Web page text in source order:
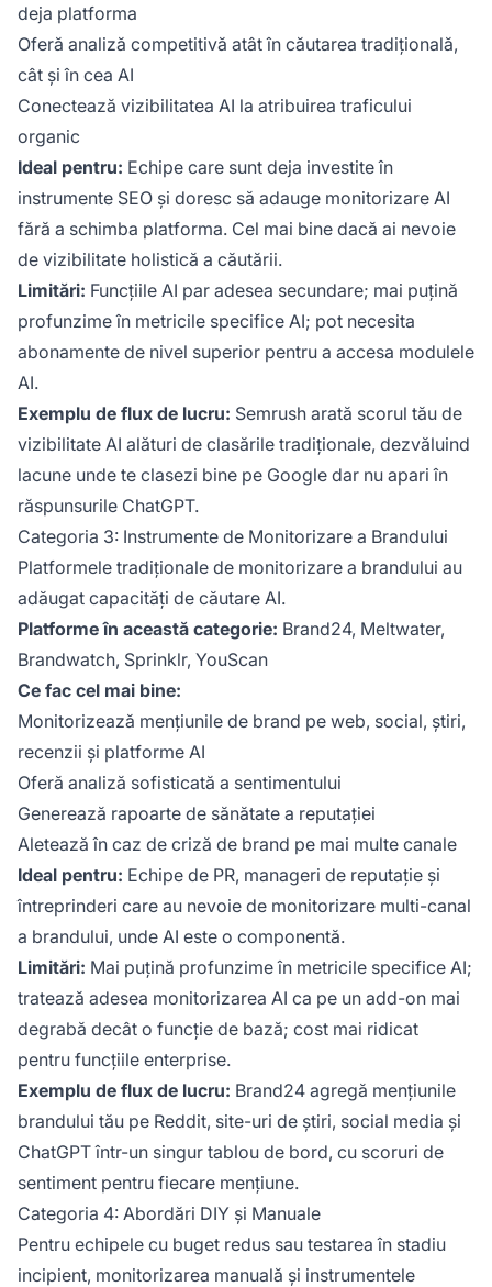
deja platforma
Oferă analiză competitivă atât în căutarea tradițională,
cât și în cea AI
Conectează vizibilitatea AI la atribuirea traficului
organic
Ideal pentru: Echipe care sunt deja investite în
instrumente SEO și doresc să adauge monitorizare AI
fără a schimba platforma. Cel mai bine dacă ai nevoie
de vizibilitate holistică a căutării.
Limitări: Funcțiile AI par adesea secundare; mai puțină
profunzime în metricile specifice AI; pot necesita
abonamente de nivel superior pentru a accesa modulele
AI.
Exemplu de flux de lucru: Semrush arată scorul tău de
vizibilitate AI alături de clasările tradiționale, dezvăluind
lacune unde te clasezi bine pe Google dar nu apari în
răspunsurile ChatGPT.
Categoria 3: Instrumente de Monitorizare a Brandului
Platformele tradiționale de monitorizare a brandului au
adăugat capacități de căutare AI.
Platforme în această categorie: Brand24, Meltwater,
Brandwatch, Sprinklr, YouScan
Ce fac cel mai bine:
Monitorizează mențiunile de brand pe web, social, știri,
recenzii și platforme AI
Oferă analiză sofisticată a sentimentului
Generează rapoarte de sănătate a reputației
Aletează în caz de criză de brand pe mai multe canale
Ideal pentru: Echipe de PR, manageri de reputație și
întreprinderi care au nevoie de monitorizare multi-canal
a brandului, unde AI este o componentă.
Limitări: Mai puțină profunzime în metricile specifice AI;
tratează adesea monitorizarea AI ca pe un add-on mai
degrabă decât o funcție de bază; cost mai ridicat
pentru funcțiile enterprise.
Exemplu de flux de lucru: Brand24 agregă mențiunile
brandului tău pe Reddit, site-uri de știri, social media și
ChatGPT într-un singur tablou de bord, cu scoruri de
sentiment pentru fiecare mențiune.
Categoria 4: Abordări DIY și Manuale
Pentru echipele cu buget redus sau testarea în stadiu
incipient, monitorizarea manuală și instrumentele